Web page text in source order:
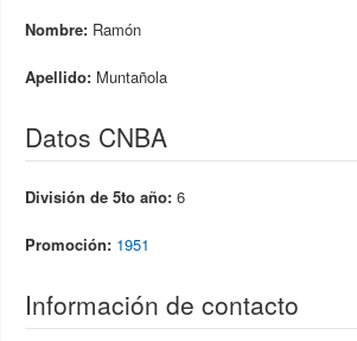
Nombre: Ramón
Apellido: Muntañola
Datos CNBA
División de 5to año: 6
Promoción: 1951
Información de contacto